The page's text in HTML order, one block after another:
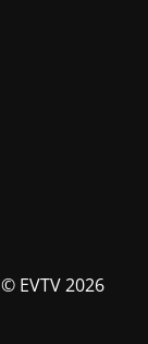
© EVTV 2026